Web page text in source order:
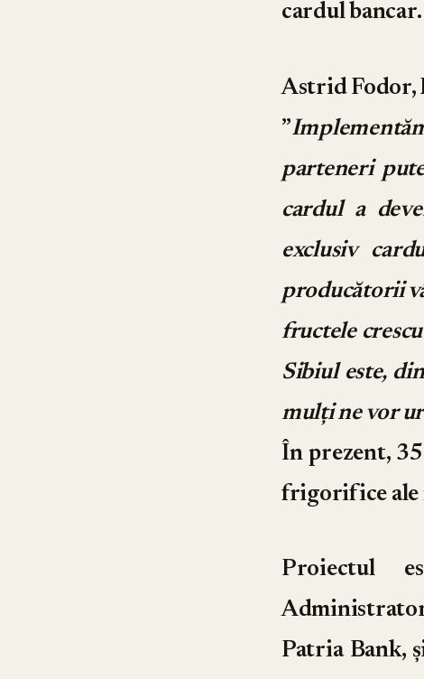
cardul bancar.
Astrid Fodor,
”
parteneri
cardul a
exclusiv
producătorii
fructele
Sibiul este,
mulți ne vor
În prezent,
frigorifice ale
Proiectul
Patria Bank,